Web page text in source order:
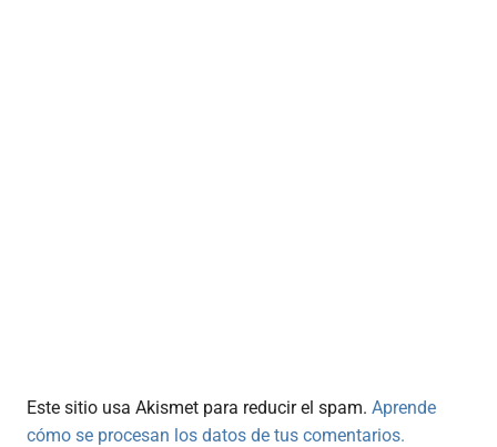
Este sitio usa Akismet para reducir el spam. Aprende
cómo se procesan los datos de tus comentarios.